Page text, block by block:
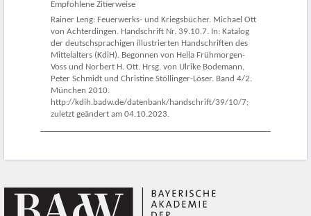
Empfohlene Zitierweise
Rainer Leng: Feuerwerks- und Kriegsbücher. Michael Ott
von Achterdingen. Handschrift Nr. 39.10.7. In: Katalog
der deutschsprachigen illustrierten Handschriften des
Mittelalters (KdiH). Begonnen von Hella Frühmorgen-
Voss und Norbert H. Ott. Hrsg. von Ulrike Bodemann,
Peter Schmidt und Christine Stöllinger-Löser. Band 4/2.
München 2010.
http://kdih.badw.de/datenbank/handschrift/39/10/7;
zuletzt geändert am 04.10.2023.